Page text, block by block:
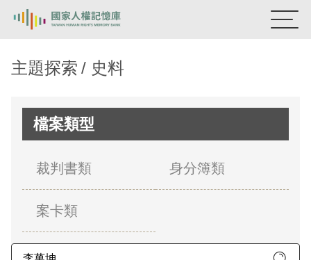
新生訓導處
關於我們
意見信箱
主題探索 史料
檔案類型
裁判書類 身分簿類
案卡類